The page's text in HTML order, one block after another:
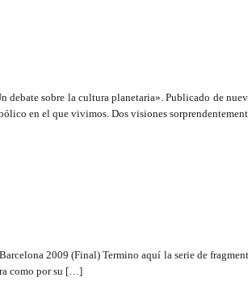
sobre la cultura planetaria». Publicado de
en el que vivimos. Dos visiones
2009 (Final) Termino aquí la serie de
como por su […]